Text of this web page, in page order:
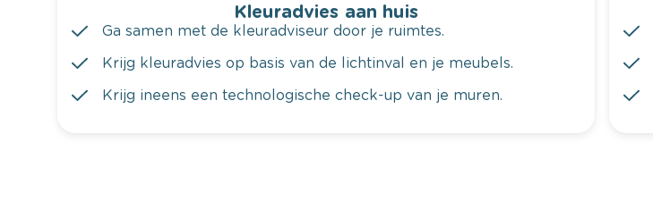
Kleuradvies aan huis
Ga samen met de kleuradviseur door je ruimtes.
Krijg kleuradvies op basis van de lichtinval en je meubels.
Krijg ineens een technologische check-up van je muren.